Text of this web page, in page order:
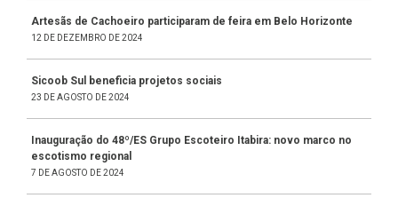
Artesãs de Cachoeiro participaram de feira em Belo Horizonte
12 DE DEZEMBRO DE 2024
Sicoob Sul beneficia projetos sociais
23 DE AGOSTO DE 2024
Inauguração do 48º/ES Grupo Escoteiro Itabira: novo marco no
escotismo regional
7 DE AGOSTO DE 2024